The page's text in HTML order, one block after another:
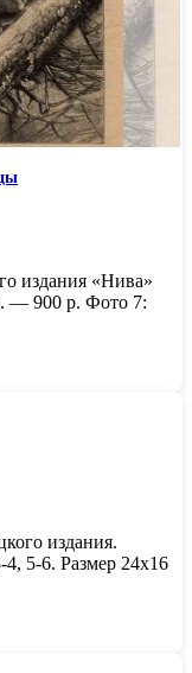
издания «Нива»
— 900 р. Фото 7:
издания.
5-6. Размер 24х16